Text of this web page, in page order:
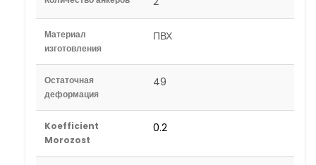
Материал
изготовления
ПВХ
Остаточная
деформация
49
Koefficient
Morozost
0.2